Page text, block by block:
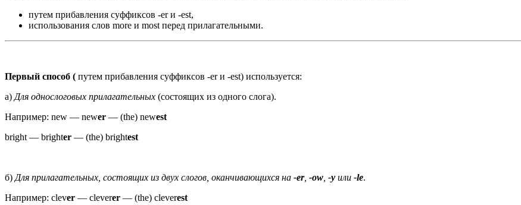
путем прибавления суффиксов -er и -est,
использования слов more и most перед прилагательными.
Первый способ ( путем прибавления суффиксов -er и -est) используется:
а) Для однослоговых прилагательных (состоящих из одного слога).
Например: new — newer — (the) newest
bright — brighter — (the) brightest
б) Для прилагательных, состоящих из двух слогов, оканчивающихся на -er, -ow -у или -lе.
Например: clever — cleverer — (the) cleverest